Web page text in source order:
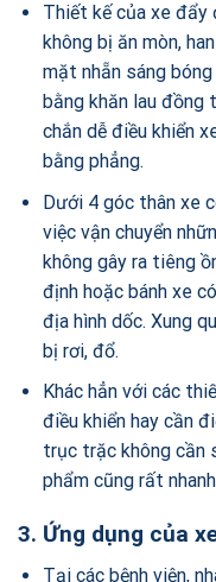
Thiết kế của xe đẩy
không bị ăn mòn,
mặt nhẵn sáng
bằng khăn lau đồng
chắn dễ điều khiển
bằng phẳng.
Dưới 4 góc thân xe
việc vận chuyển
không gây ra tiêng
định hoặc bánh xe
địa hình dốc. Xung
bị rơi, đổ.
Khác hẳn với các
điều khiển hay cần
trục trặc không cần
phẩm cũng rất
3. Ứng dụng của
Tại các bệnh viện,